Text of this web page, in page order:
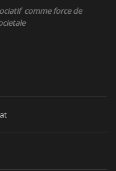
comme force de